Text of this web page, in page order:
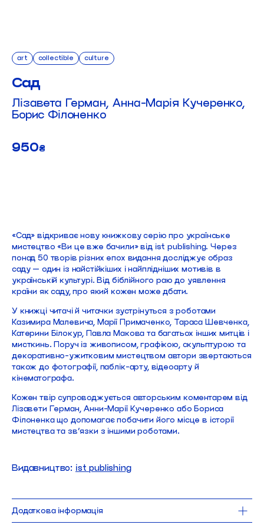
art collectible culture
Сад
Лізавета Герман, Анна-Марія Кучеренко,
Борис Філоненко
950₴
«Сад» відкриває нову книжкову серію про українське
мистецтво «Ви це вже бачили» від ist publishing. Через
понад 50 творів різних епох видання досліджує образ
саду — один із найстійкіших і найплідніших мотивів в
українській культурі. Від біблійного раю до уявлення
країни як саду, про який кожен може дбати.
У книжці читачі й читачки зустрінуться з роботами
Казимира Малевича, Марії Примаченко, Тараса Шевченка,
Катерини Білокур, Павла Макова та багатьох інших митців і
мисткинь. Поруч із живописом, графікою, скульптурою та
декоративно-ужитковим мистецтвом автори звертаються
також до фотографії, паблік-арту, відеоарту й
кінематографа.
Кожен твір супроводжується авторським коментарем від
Лізавети Герман, Анни-Марії Кучеренко або Бориса
Філоненка що допомагає побачити його місце в історії
мистецтва та зв’язки з іншими роботами.
Видавництво: ist publishing
Додаткова інформація